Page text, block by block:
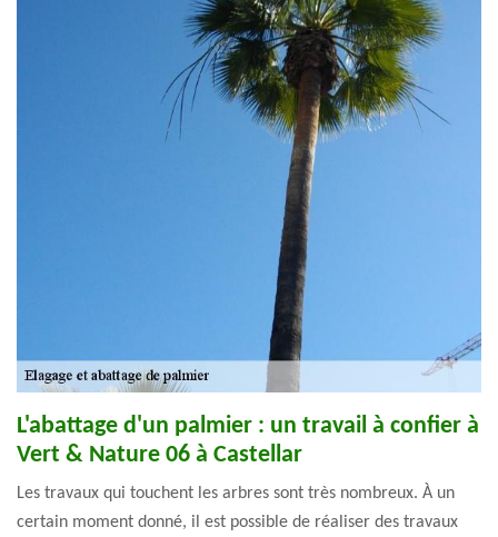
L'abattage d'un palmier : un travail à confier à
Vert & Nature 06 à Castellar
Les travaux qui touchent les arbres sont très nombreux. À un
certain moment donné, il est possible de réaliser des travaux